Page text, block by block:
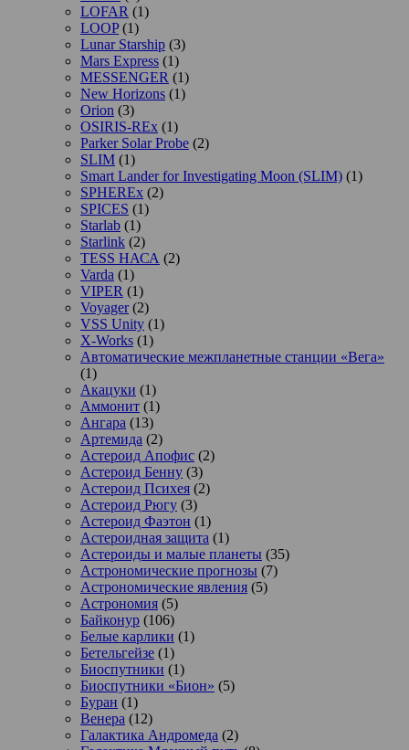
LOFAR (1)
LOOP(1)
Lunar Starship (3)
Mars Express (1)
MESSENGER (1)
New Horizons (1)
Orion (3)
OSIRIS-REx (1)
Parker Solar Probe (2)
SLIM (1)
Smart Lander for Investigating Moon (SLIM) (1)
SPHEREx (2)
SPICES (1)
Starlab (1)
Starlink (2)
TESS НАСА (2)
Varda (1)
VIPER (1)
Voyager(2)
VSS Unity (1)
X-Works (1)
Автоматические межпланетные станции «Вега»
(1)
Акацуки (1)
Аммонит (1)
Ангара (13)
Артемида (2)
Астероид Апофис (2)
Астероид Бенну (3)
Астероид Психея (2)
Астероид Рюгу (3)
Астероид Фаэтон (1)
Астероидная защита (1)
Астероиды и малые планеты (35)
Астрономические прогнозы (7)
Астрономические явления (5)
Астрономия (5)
Байконур (106)
Белые карлики (1)
Бетельгейзе (1)
Биоспутники (1)
Биоспутники «Бион» (5)
Буран (1)
Венера (12)
Галактика Андромеда (2)